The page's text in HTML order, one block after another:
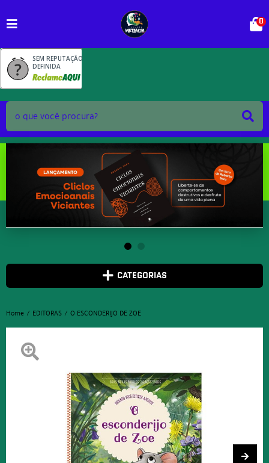
SEM REPUTAÇÃO
DEFINIDA
0
CATEGORIAS
Home EDITORAS O ESCONDERIJO DE ZOE